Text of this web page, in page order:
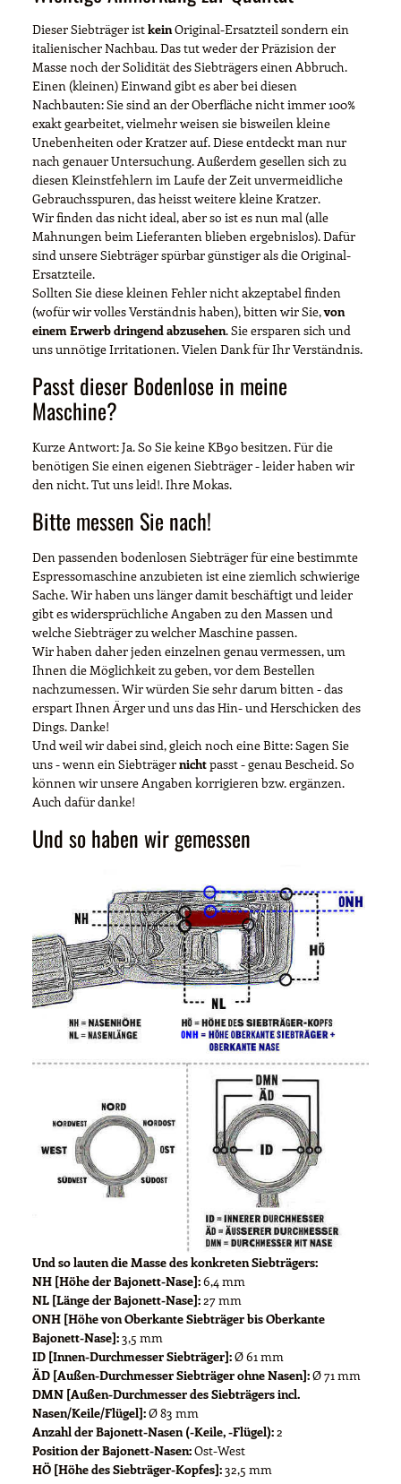
Dieser Siebträger istkeinOriginal-Ersatzteil sondern ein
italienischer Nachbau. Das tut weder der Präzision der
Masse noch der Solidität des Siebträgers einen Abbruch.
Einen (kleinen) Einwand gibt es aber bei diesen
Nachbauten: Sie sind an der Oberfläche nicht immer 100%
exakt gearbeitet, vielmehr weisen sie bisweilen kleine
Unebenheiten oder Kratzer auf. Diese entdeckt man nur
nach genauer Untersuchung. Außerdem gesellen sich zu
diesen Kleinstfehlern im Laufe der Zeit unvermeidliche
Gebrauchsspuren, das heisst weitere kleine Kratzer.
Wir finden das nicht ideal, aber so ist es nun mal (alle
Mahnungen beim Lieferanten blieben ergebnislos). Dafür
sind unsere Siebträger spürbar günstiger als die Original-
Ersatzteile.
Sollten Sie diese kleinen Fehler nicht akzeptabel finden
(wofür wir volles Verständnis haben), bitten wir Sie,von
einem Erwerb dringend abzusehen. Sie ersparen sich und
uns unnötige Irritationen. Vielen Dank für Ihr Verständnis.
Passt dieser Bodenlose in meine
Maschine?
Kurze Antwort: Ja. So Sie keine KB90 besitzen. Für die
benötigen Sie einen eigenen Siebträger - leider haben wir
den nicht. Tut uns leid!. Ihre Mokas.
Bitte messen Sie nach!
Den passenden bodenlosen Siebträger für eine bestimmte
Espressomaschine anzubieten ist eine ziemlich schwierige
Sache. Wir haben uns länger damit beschäftigt und leider
gibt es widersprüchliche Angaben zu den Massen und
welche Siebträger zu welcher Maschine passen.
Wir haben daher jeden einzelnen genau vermessen, um
Ihnen die Möglichkeit zu geben, vor dem Bestellen
nachzumessen. Wir würden Sie sehr darum bitten - das
erspart Ihnen Ärger und uns das Hin- und Herschicken des
Dings. Danke!
Und weil wir dabei sind, gleich noch eine Bitte: Sagen Sie
uns - wenn ein Siebträgernichtpasst - genau Bescheid. So
können wir unsere Angaben korrigieren bzw. ergänzen.
Auch dafür danke!
Und so haben wir gemessen
Und so lauten die Masse des konkreten Siebträgers:
NH [Höhe der Bajonett-Nase]:6,4 mm
NL [Länge der Bajonett-Nase]:27 mm
ONH [Höhe von Oberkante Siebträger bis Oberkante
Bajonett-Nase]:3,5 mm
ID [Innen-Durchmesser Siebträger]:Ø 61 mm
ÄD [Außen-Durchmesser Siebträger ohne Nasen]:Ø 71 mm
DMN [Außen-Durchmesser des Siebträgers incl.
Nasen/Keile/Flügel]:Ø 83 mm
Anzahl der Bajonett-Nasen (-Keile, -Flügel):2
Position der Bajonett-Nasen:Ost-West
HÖ [Höhe des Siebträger-Kopfes]:32,5 mm